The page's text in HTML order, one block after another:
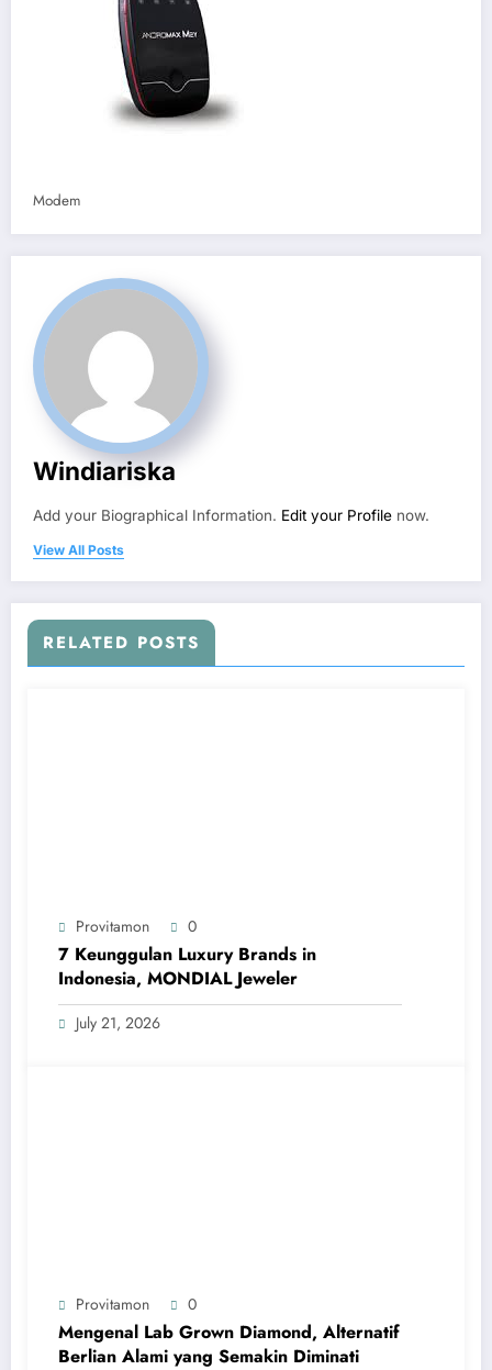
Modem
Windiariska
Add your Biographical Information. Edit your Profile now.
View All Posts
RELATED POSTS
Provitamon 0
7 Keunggulan Luxury Brands in
Indonesia, MONDIAL Jeweler
July 21, 2026
Provitamon 0
Mengenal Lab Grown Diamond, Alternatif
Berlian Alami yang Semakin Diminati